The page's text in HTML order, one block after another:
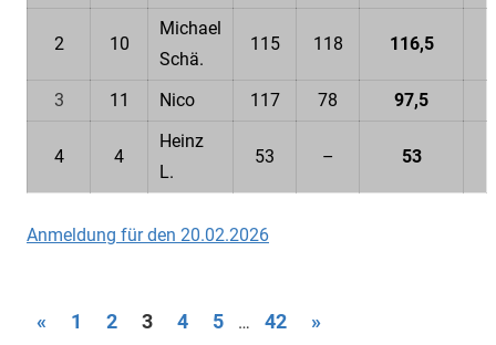
2 10
Michael
Schä.
115 118 116,5
3 11 Nico 117 78 97,5
4 4
Heinz
L.
53 – 53
Anmeldung für den 20.02.2026
Seitennummerierung
« Vorherige
1 2 3 4 5 … 42
Nächste
»